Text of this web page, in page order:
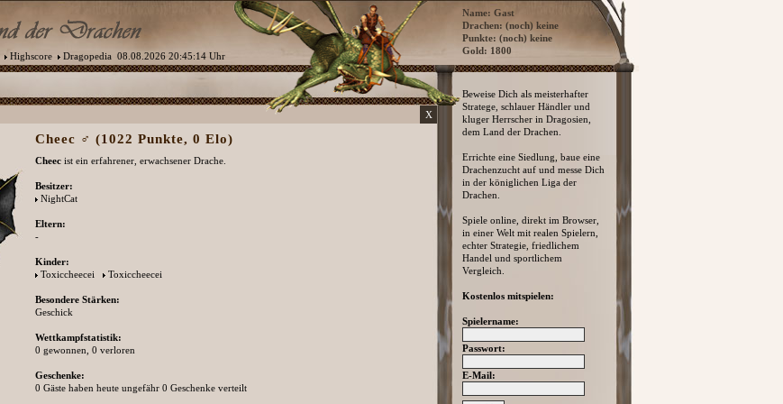
Name: Gast
Drachen: (noch) keine
Punkte: (noch) keine
Gold: 1800
Highscore Dragopedia 08.08.2026 20:45:14 Uhr
Beweise Dich als meisterhafter
Stratege, schlauer Händler und
kluger Herrscher in Dragosien,
dem Land der Drachen.
Errichte eine Siedlung, baue eine
Drachenzucht auf und messe Dich
in der königlichen Liga der
Drachen.
Spiele online, direkt im Browser,
in einer Welt mit realen Spielern,
echter Strategie, friedlichem
Handel und sportlichem
Vergleich.
Kostenlos mitspielen:
Spielername:
Passwort:
E-Mail:
X
Cheec ♂ (1022 Punkte, 0 Elo)
Cheec ist ein erfahrener, erwachsener Drache.
Besitzer:
NightCat
Eltern:
-
Kinder:
Toxiccheecei
Toxiccheecei
Besondere Stärken:
Geschick
Wettkampfstatistik:
0 gewonnen, 0 verloren
Geschenke:
0 Gäste haben heute ungefähr 0 Geschenke verteilt